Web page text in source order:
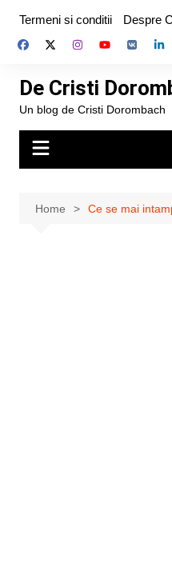
content
Termeni si conditii Despre
De Cristi
Un blog de Cristi Dorombach
Home Ce se mai